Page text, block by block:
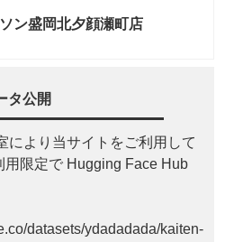
ン盛岡北夕顔瀬町店
タ公開
により当サイトをご利用して
用限定で Hugging Face Hub
datasets/ydadadada/kaiten-